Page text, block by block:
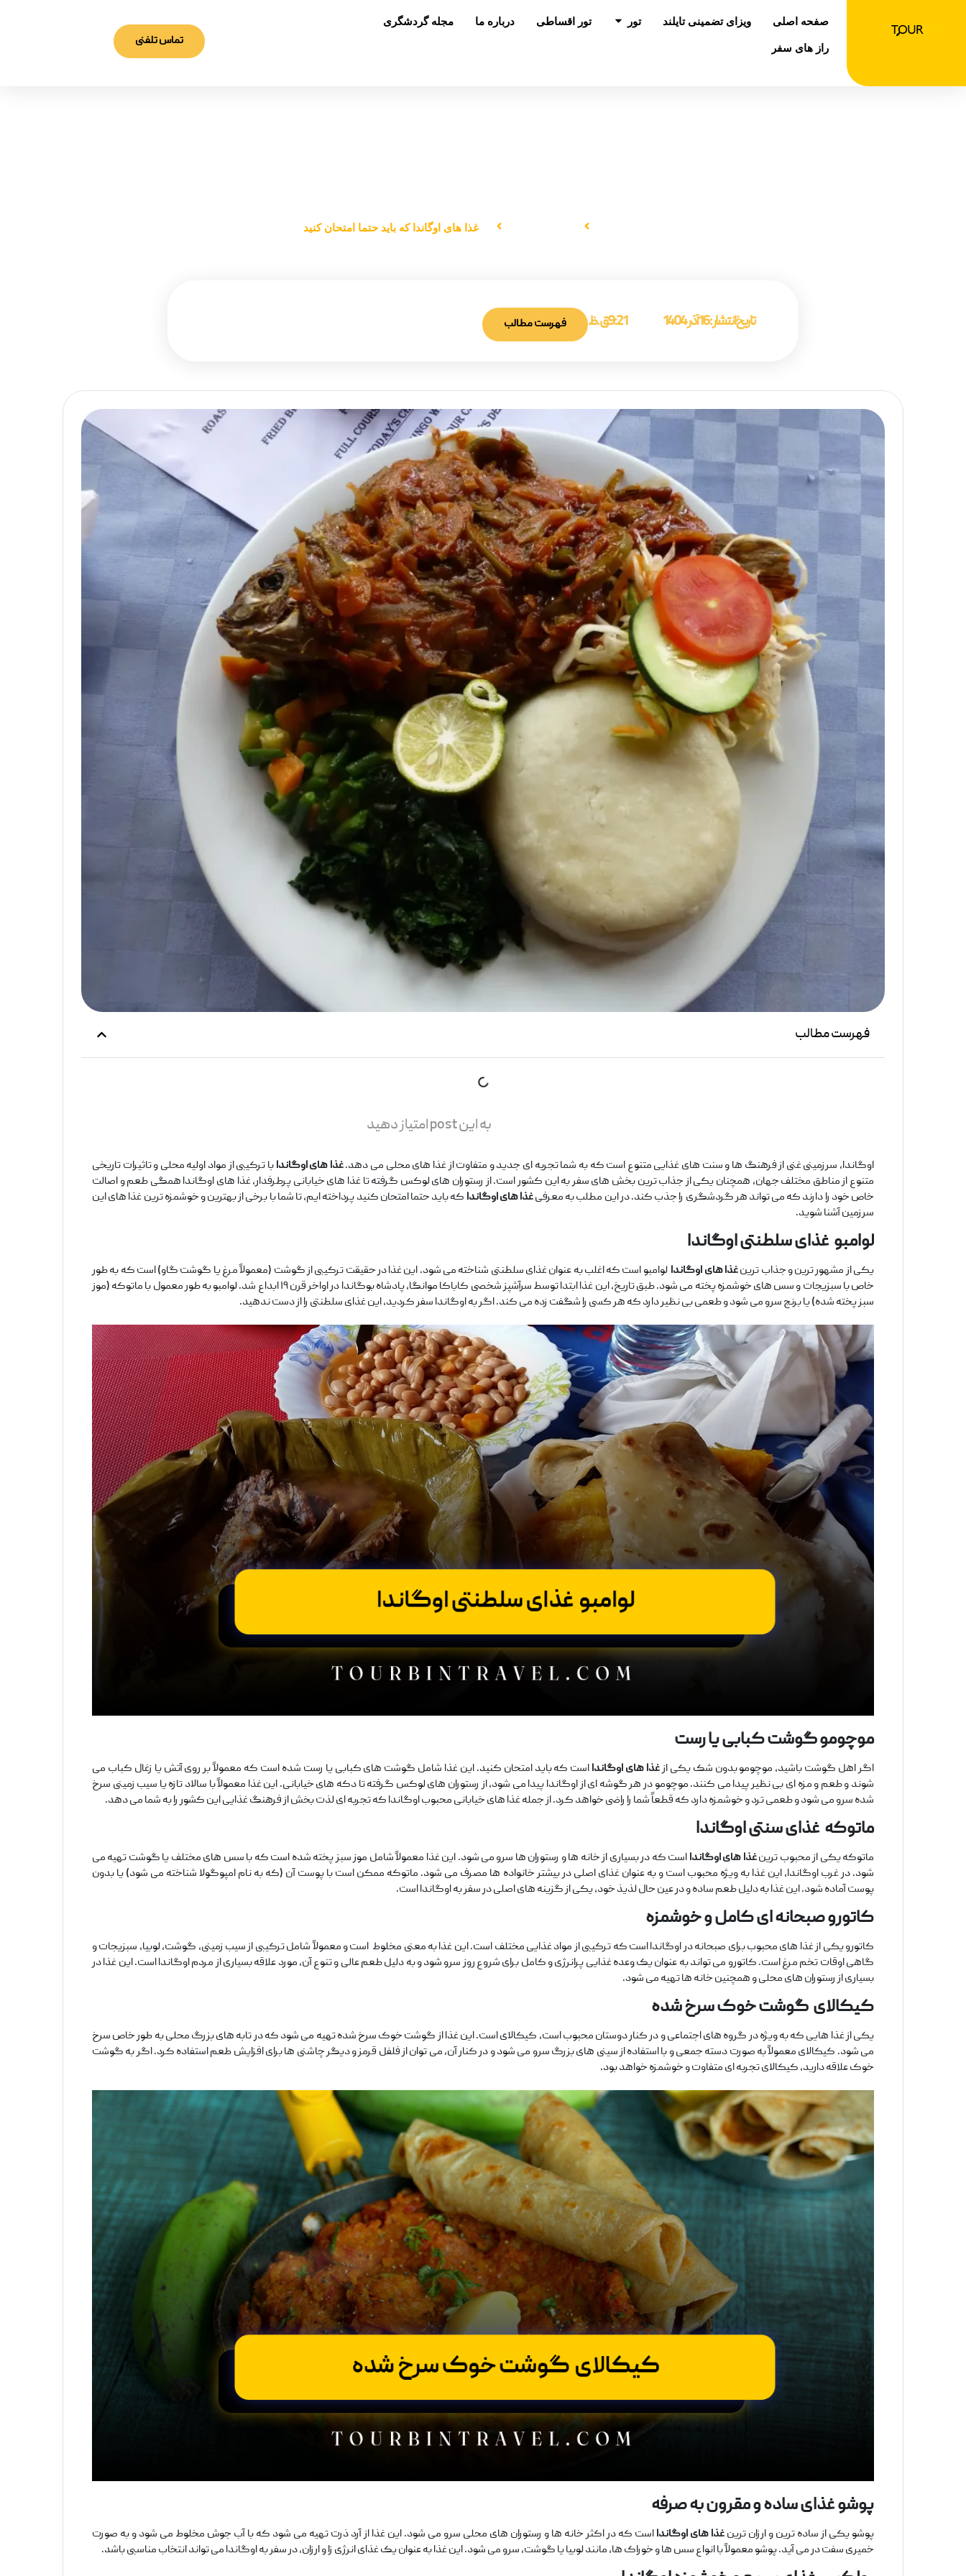
صفحه اصلی ویزای تضمینی تایلند تور باز کردن در تور
تور اقساطی درباره ما
مجله گردشگری
راز های سفر
تماس تلفنی
غذا های اوگاندا که باید حتما امتحان کنید
تاریخ انتشار :16 آذر 1404 9:21 ق.ظ فهرست مطالب
فهرست مطالب
به این post امتیاز دهید
اوگاندا، سرزمینی غنی از فرهنگ ‌ها و سنت‌ های غذایی متنوع است که به شما تجربه ‌ای جدید و متفاوت از غذا های محلی می ‌دهد.غذا های اوگاندابا ترکیبی از مواد اولیه محلی و تاثیرات تاریخی
متنوع از مناطق مختلف جهان، همچنان یکی از جذاب ‌ترین بخش ‌های سفر به این کشور است. از رستوران ‌های لوکس گرفته تا غذا های خیابانی پرطرفدار، غذا های اوگاندا همگی طعم و اصالت
خاص خود را دارند که می‌ تواند هر گردشگری را جذب کند. در این مطلب به معرفیغذا های اوگاندا که باید حتما امتحان کنید پرداخته ‌ایم، تا شما با برخی از بهترین و خوشمزه ‌ترین غذا های این
سرزمین آشنا شوید.
لوامبو غذای سلطنتی اوگاندا
یکی از مشهور ترین و جذاب ‌ترینغذا های اوگاندا لوامبو است که اغلب به عنوان غذای سلطنتی شناخته می ‌شود. این غذا در حقیقت ترکیبی از گوشت (معمولاً مرغ یا گوشت گاو) است که به ‌طور
خاص با سبزیجات و سس‌ های خوشمزه پخته می ‌شود. طبق تاریخ، این غذا ابتدا توسط سرآشپز شخصی کاباکا موانگا، پادشاه بوگاندا در اواخر قرن ۱۹ ابداع شد. لوامبو به ‌طور معمول با ماتوکه (موز
سبز پخته شده) یا برنج سرو می ‌شود و طعمی بی ‌نظیر دارد که هر کسی را شگفت ‌زده می ‌کند. اگر به اوگاندا سفر کردید، این غذای سلطنتی را از دست ندهید.
موچوموگوشت کبابی یا رست
اگر اهل گوشت باشید، موچومو بدون شک یکی ازغذا های اوگاندااست که باید امتحان کنید. این غذا شامل گوشت ‌های کبابی یا رست شده است که معمولاً بر روی آتش یا زغال کباب می
‌شوند و طعم و مزه ‌ای بی ‌نظیر پیدا می ‌کنند. موچومو در هر گوشه ‌ای از اوگاندا پیدا می ‌شود، از رستوران‌ های لوکس گرفته تا دکه ‌های خیابانی. این غذا معمولاً با سالاد تازه یا سیب‌ زمینی سرخ
‌شده سرو می ‌شود و طعمی ترد و خوشمزه دارد که قطعاً شما را راضی خواهد کرد. از جمله غذا های خیابانی محبوب اوگاندا که تجربه ‌ای لذت ‌بخش از فرهنگ غذایی این کشور را به شما می ‌دهد.
ماتوکه غذای سنتی اوگاندا
ماتوکه یکی از محبوب ترینغذا های اوگاندااست که در بسیاری از خانه ‌ها و رستوران‌ ها سرو می ‌شود. این غذا معمولاً شامل موز سبز پخته ‌شده است که با سس ‌های مختلف یا گوشت تهیه می
‌شود. در غرب اوگاندا، این غذا به ‌ویژه محبوب است و به عنوان غذای اصلی در بیشتر خانواده‌ ها مصرف می ‌شود. ماتوکه ممکن است با پوست آن (که به نام امپوگولا شناخته می ‌شود) یا بدون
پوست آماده شود. این غذا به دلیل طعم ساده و در عین حال لذیذ خود، یکی از گزینه ‌های اصلی در سفر به اوگاندا است.
کاتوروصبحانه ‌ای کامل و خوشمزه
کاتورو یکی از غذا های محبوب برای صبحانه در اوگاندا است که ترکیبی از مواد غذایی مختلف است. این غذا به معنی مخلوط است و معمولاً شامل ترکیبی از سیب‌ زمینی، گوشت، لوبیا، سبزیجات و
گاهی اوقات تخم ‌مرغ است. کاتورو می ‌تواند به ‌عنوان یک وعده غذایی پرانرژی و کامل برای شروع روز سرو شود و به دلیل طعم عالی و تنوع آن، مورد علاقه بسیاری از مردم اوگاندا است. این غذا در
بسیاری از رستوران ‌های محلی و همچنین خانه ‌ها تهیه می ‌شود.
کیکالای گوشت خوک سرخ ‌شده
یکی از غذا هایی که به ‌ویژه در گروه‌ های اجتماعی و در کنار دوستان محبوب است، کیکالای است. این غذا از گوشت خوک سرخ ‌شده تهیه می‌ شود که در تابه ‌های بزرگ محلی به ‌طور خاص سرخ
می شود. کیکالای معمولاً به ‌صورت دسته ‌جمعی و با استفاده از سینی ‌های بزرگ سرو می‌ شود و در کنار آن، می ‌توان از فلفل قرمز و دیگر چاشنی ‌ها برای افزایش طعم استفاده کرد. اگر به گوشت
خوک علاقه دارید، کیکالای تجربه ‌ای متفاوت و خوشمزه خواهد بود.
پوشوغذای ساده و مقرون به صرفه
پوشو یکی از ساده ‌ترین و ارزان‌ ترینغذا های اوگاندااست که در اکثر خانه‌ ها و رستوران ‌های محلی سرو می‌ شود. این غذا از آرد ذرت تهیه می ‌شود که با آب جوش مخلوط می ‌شود و به‌ صورت
خمیری سفت در می ‌آید. پوشو معمولاً با انواع سس ‌ها و خوراک‌ ها، مانند لوبیا یا گوشت، سرو می‌ شود. این غذا به ‌عنوان یک غذای انرژی ‌زا و ارزان، در سفر به اوگاندا می‌ تواند انتخاب مناسبی باشد.